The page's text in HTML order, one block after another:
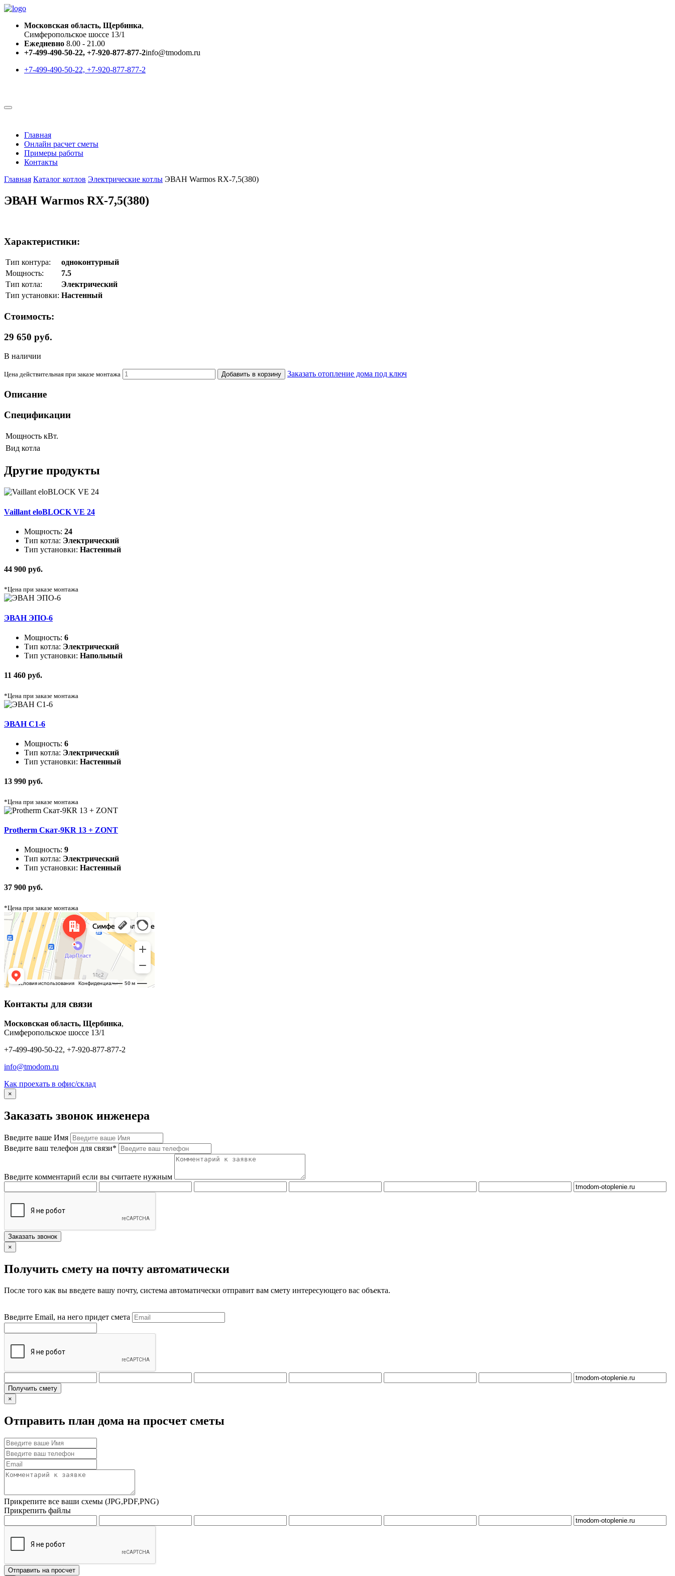
Московская область, Щербинка,
Симферопольское шоссе 13/1
Ежедневно 8.00 - 21.00
+7-499-490-50-22, +7-920-877-877-2info@tmodom.ru
+7-499-490-50-22, +7-920-877-877-2
Главная
Онлайн расчет сметы
Примеры работы
Контакты
Главная Каталог котлов Электрические котлы ЭВАН Warmos RX-7,5(380)
ЭВАН Warmos RX-7,5(380)
Характеристики:
Тип контура:
одноконтурный
Мощность:
7.5
Тип котла:
Электрический
Тип установки: Настенный
Стоимость:
29 650 руб.
В наличии
Цена действительная при заказе монтажа Добавить в корзину Заказать отопление дома под ключ
Описание
Спецификации
Мощность кВт.
Вид котла
Другие продукты
Vaillant eloBLOCK VE 24
Мощность: 24
Тип котла: Электрический
Тип установки: Настенный
44 900 руб.
*Цена при заказе монтажа
ЭВАН ЭПО-6
Мощность: 6
Тип котла: Электрический
Тип установки: Напольный
11 460 руб.
*Цена при заказе монтажа
ЭВАН C1-6
Мощность: 6
Тип котла: Электрический
Тип установки: Настенный
13 990 руб.
*Цена при заказе монтажа
Protherm Скат-9КR 13 + ZONT
Мощность: 9
Тип котла: Электрический
Тип установки: Настенный
37 900 руб.
*Цена при заказе монтажа
Контакты для связи
Московская область, Щербинка,
Симферопольское шоссе 13/1
+7-499-490-50-22, +7-920-877-877-2
info@tmodom.ru
Как проехать в офис/склад
×
Заказать звонок инженера
Введите ваше Имя
Введите ваш телефон для связи*
Введите комментарий если вы считаете нужным
Заказать звонок
×
Получить смету на почту автоматически
После того как вы введете вашу почту, система автоматически отправит вам смету интересующего вас объекта.
Введите Email, на него придет смета
Получить смету
×
Отправить план дома на просчет сметы
Прикрепите все ваши схемы (JPG,PDF,PNG)
Прикрепить файлы
Отправить на просчет